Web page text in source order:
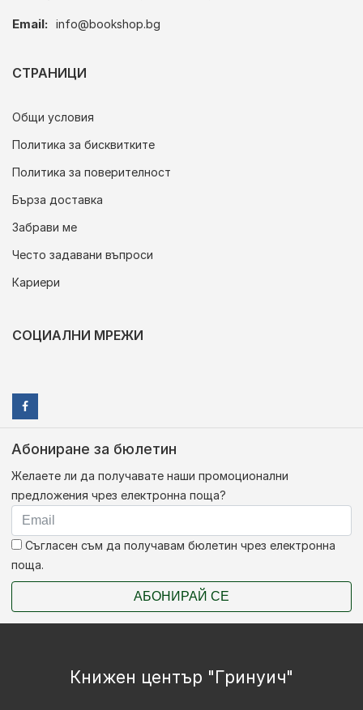
Email: info@bookshop.bg
СТРАНИЦИ
Общи условия
Политика за бисквитките
Политика за поверителност
Бърза доставка
Забрави ме
Често задавани въпроси
Кариери
СОЦИАЛНИ МРЕЖИ
Абониране за бюлетин
Желаете ли да получавате наши промоционални
предложения чрез електронна поща?
Съгласен съм да получавам бюлетин чрез електронна
поща.
АБОНИРАЙ СЕ
Книжен център "Гринуич"